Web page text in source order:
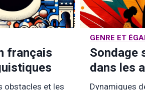
français
obstacles et les
GENRE ET
Sondage
dans les
Dynamiques